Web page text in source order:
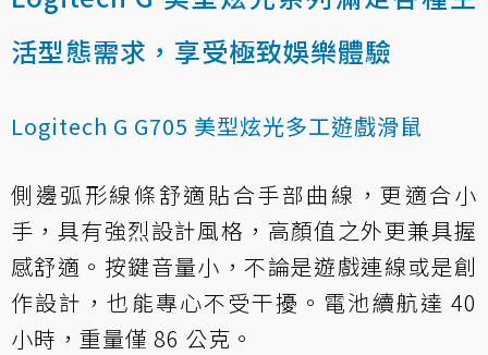
活型態需求，享受極致娛樂體驗
Logitech G G705 美型炫光多工遊戲滑鼠
側邊弧形線條舒適貼合手部曲線，更適合小
手，具有強烈設計風格，高顏值之外更兼具握
感舒適。按鍵音量小，不論是遊戲連線或是創
作設計，也能專心不受干擾。電池續航達 40
小時，重量僅 86 公克。